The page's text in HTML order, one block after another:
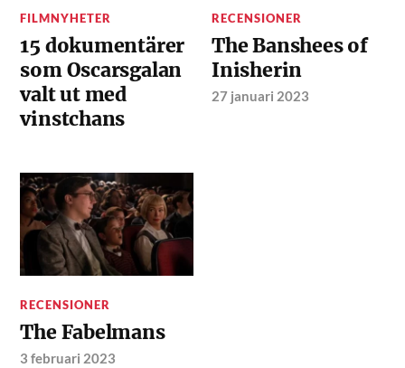
FILMNYHETER
15 dokumentärer
som Oscarsgalan
valt ut med
vinstchans
RECENSIONER
The Banshees of
Inisherin
27 januari 2023
RECENSIONER
The Fabelmans
3 februari 2023